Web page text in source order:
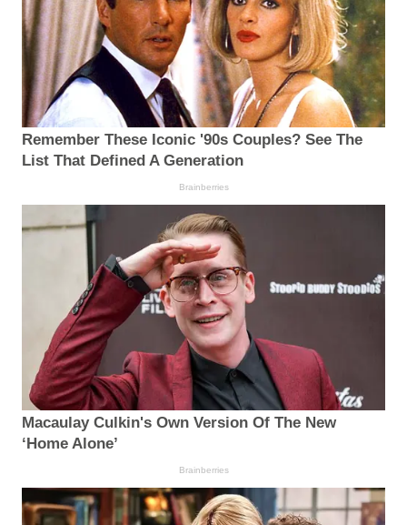
Remember These Iconic '90s Couples? See The
List That Defined A Generation
Brainberries
Macaulay Culkin's Own Version Of The New
‘Home Alone’
Brainberries